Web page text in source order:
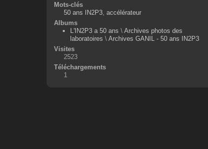
Mots-clés
50 ans IN2P3, accélérateur
Albums
L'IN2P3 a 50 ans \ Archives photos des
laboratoires \ Archives GANIL - 50 ans IN2P3
Visites
2523
Téléchargements
1